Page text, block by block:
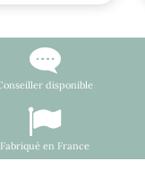
disponible
Fabriqué en France